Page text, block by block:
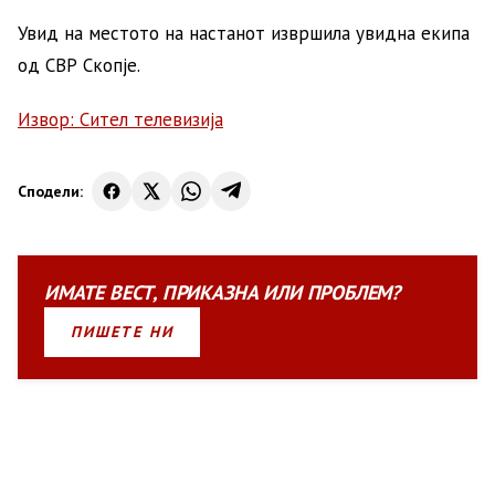
Увид на местото на настанот извршила увидна екипа
од СВР Скопје.
Извор: Сител телевизија
Сподели:
ИМАТЕВЕСТ, ПРИКАЗНАИЛИПРОБЛЕМ?
ПИШЕТЕ НИ